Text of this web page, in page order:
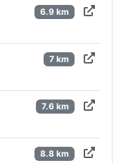
6.9 km
7 km
7.6 km
8.8 km